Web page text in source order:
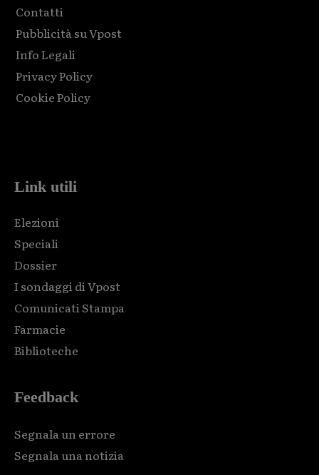
Contatti
Pubblicità su Vpost
Info Legali
Privacy Policy
Cookie Policy
Link utili
Elezioni
Speciali
Dossier
I sondaggi di Vpost
Comunicati Stampa
Farmacie
Biblioteche
Feedback
Segnala un errore
Segnala una notizia